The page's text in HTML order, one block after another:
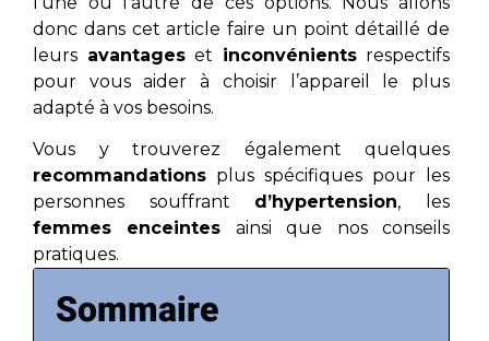
donc dans cet article faire un point détaillé de
leurs avantageset inconvénientsrespectifs
pour vous aider à choisir l’appareil le plus
adapté à vos besoins.
Vous y trouverez également quelques
recommandations plus spécifiques pour les
personnes souffrant d’hypertension, les
femmes enceintes ainsi que nos conseils
pratiques.
Sommaire